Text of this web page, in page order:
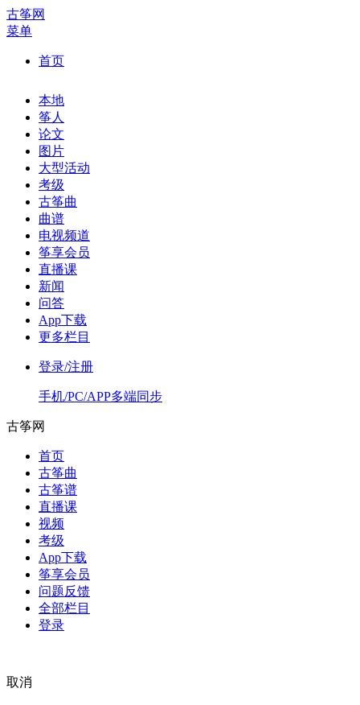
古筝网
菜单
首页
本地
筝人
论文
图片
大型活动
考级
古筝曲
曲谱
电视频道
筝享会员
直播课
新闻
问答
App下载
更多栏目
登录/注册
手机/PC/APP多端同步
古筝网
首页
古筝曲
古筝谱
直播课
视频
考级
App下载
筝享会员
问题反馈
全部栏目
登录
取消